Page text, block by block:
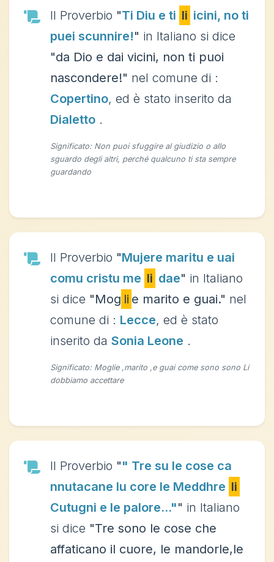
Il Proverbio "Ti Diu e ti li icini, no ti
puei scunnire!" in Italiano si dice
"da Dio e dai vicini, non ti puoi
nascondere!" nel comune di :
Copertino, ed è stato inserito da
Dialetto .
Significato: Non puoi sfuggire al giudizio o allo
sguardo degli altri, perché qualcuno ti sta sempre
guardando
Il Proverbio "Mujere maritu e uai
comu cristu me li dae" in Italiano
si dice "Mog li e marito e guai." nel
comune di : Lecce, ed è stato
inserito da Sonia Leone .
Significato: Moglie ,marito ,e guai come sono sono Li
dobbiamo accettare
Il Proverbio "" Tre su le cose ca
nnutacane lu core le Meddhre li
Cutugni e le palore..."" in Italiano
si dice "Tre sono le cose che
affaticano il cuore, le mandorle,le